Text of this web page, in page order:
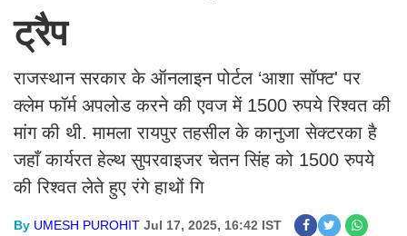
ट्रैप
राजस्थान सरकार के ऑनलाइन पोर्टल ‘आशा सॉफ्ट' पर
क्लेम फॉर्म अपलोड करने की एवज में 1500 रुपये रिश्वत की
मांग की थी. मामला रायपुर तहसील के कानुजा सेक्टरका है
जहाँ कार्यरत हेल्थ सुपरवाइजर चेतन सिंह को 1500 रुपये
की रिश्वत लेते हुए रंगे हाथों गि
By UMESH PUROHIT Jul 17, 2025, 16:42 IST